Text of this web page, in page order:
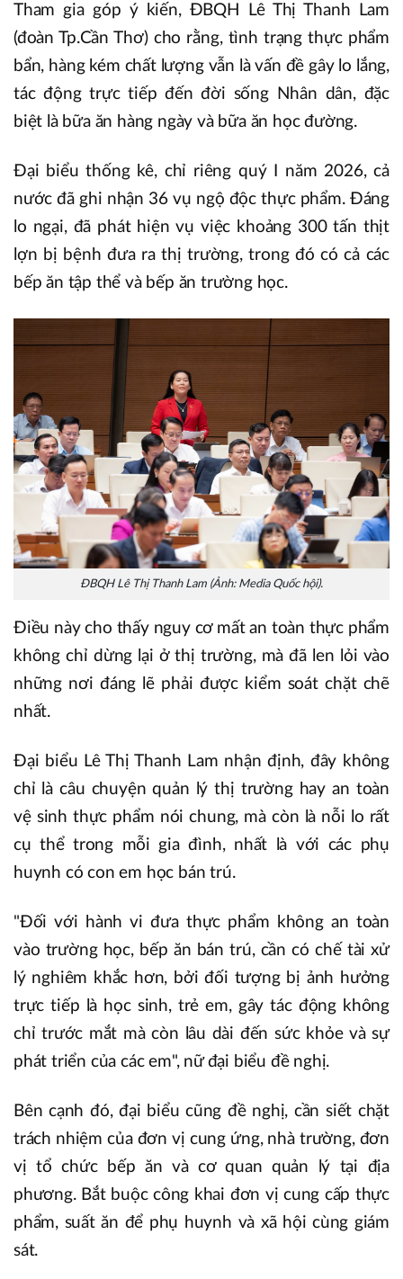
Tham gia góp ý kiến, ĐBQH Lê Thị Thanh Lam
(đoàn Tp.Cần Thơ) cho rằng, tình trạng thực phẩm
bẩn, hàng kém chất lượng vẫn là vấn đề gây lo lắng,
tác động trực tiếp đến đời sống Nhân dân, đặc
biệt là bữa ăn hàng ngày và bữa ăn học đường.
Đại biểu thống kê, chỉ riêng quý I năm 2026, cả
nước đã ghi nhận 36 vụ ngộ độc thực phẩm. Đáng
lo ngại, đã phát hiện vụ việc khoảng 300 tấn thịt
lợn bị bệnh đưa ra thị trường, trong đó có cả các
bếp ăn tập thể và bếp ăn trường học.
ĐBQH Lê Thị Thanh Lam (Ảnh: Media Quốc hội).
Điều này cho thấy nguy cơ mất an toàn thực phẩm
không chỉ dừng lại ở thị trường, mà đã len lỏi vào
những nơi đáng lẽ phải được kiểm soát chặt chẽ
nhất.
Đại biểu Lê Thị Thanh Lam nhận định, đây không
chỉ là câu chuyện quản lý thị trường hay an toàn
vệ sinh thực phẩm nói chung, mà còn là nỗi lo rất
cụ thể trong mỗi gia đình, nhất là với các phụ
huynh có con em học bán trú.
"Đối với hành vi đưa thực phẩm không an toàn
vào trường học, bếp ăn bán trú, cần có chế tài xử
lý nghiêm khắc hơn, bởi đối tượng bị ảnh hưởng
trực tiếp là học sinh, trẻ em, gây tác động không
chỉ trước mắt mà còn lâu dài đến sức khỏe và sự
phát triển của các em", nữ đại biểu đề nghị.
Bên cạnh đó, đại biểu cũng đề nghị, cần siết chặt
trách nhiệm của đơn vị cung ứng, nhà trường, đơn
vị tổ chức bếp ăn và cơ quan quản lý tại địa
phương. Bắt buộc công khai đơn vị cung cấp thực
phẩm, suất ăn để phụ huynh và xã hội cùng giám
sát.